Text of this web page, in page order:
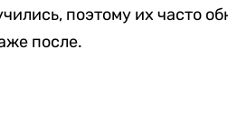
поэтому их часто
после.